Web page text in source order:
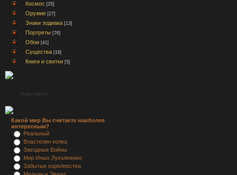
Космос [25]
Оружие [27]
Знаки зодиака [13]
Портреты [76]
Обои [41]
Существа [18]
Книги и свитки [5]
Наш опрос
Какой мир Вы считаете наиболее
интересным?
Реальный
Властелин колец
Звездные Войны
Мир Иных Лукъяненко
Забытые королевства